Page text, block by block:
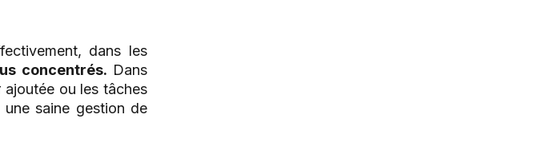
dans les
concentrés. Dans
ou les tâches
saine gestion de